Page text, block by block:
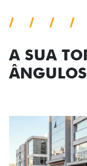
A SUA
ÂNGULOS